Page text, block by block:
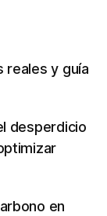
reales y guía
desperdicio
en